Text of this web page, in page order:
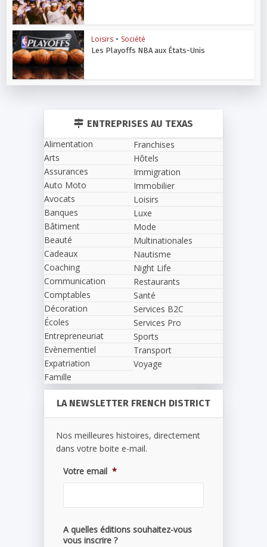
Loisirs • Société
Les Playoffs NBA aux États-Unis
ENTREPRISES AU TEXAS
Alimentation
Arts
Assurances
Auto Moto
Avocats
Banques
Bâtiment
Beauté
Cadeaux
Coaching
Communication
Comptables
Décoration
Écoles
Entrepreneuriat
Evènementiel
Expatriation
Famille
Franchises
Hôtels
Immigration
Immobilier
Loisirs
Luxe
Mode
Multinationales
Nautisme
Night Life
Restaurants
Santé
Services B2C
Services Pro
Sports
Transport
Voyage
LA NEWSLETTER FRENCH DISTRICT
Nos meilleures histoires, directement
dans votre boite e-mail.
Votre email *
A quelles éditions souhaitez-vous
vous inscrire ?